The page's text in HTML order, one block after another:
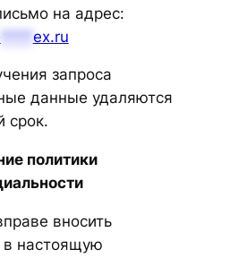
на адрес:
ex.ru
запроса
данные удаляются
срок.
политики
вносить
в настоящую